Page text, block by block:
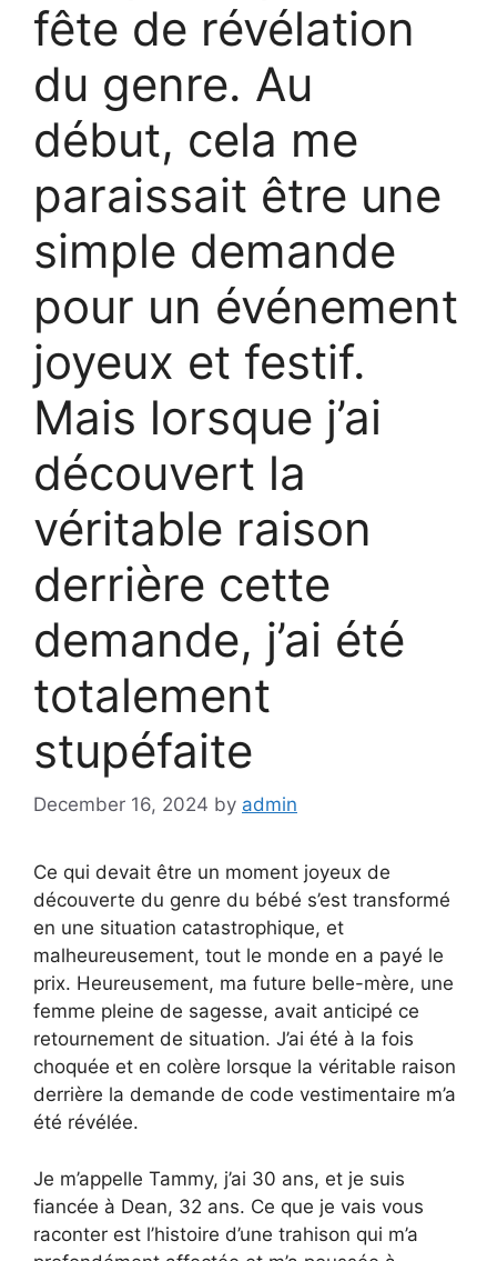
fête de révélation
du genre. Au
début, cela me
paraissait être une
simple demande
pour un événement
joyeux et festif.
Mais lorsque j’ai
découvert la
véritable raison
derrière cette
demande, j’ai été
totalement
stupéfaite
December 16, 2024 by admin
Ce qui devait être un moment joyeux de
découverte du genre du bébé s’est transformé
en une situation catastrophique, et
malheureusement, tout le monde en a payé le
prix. Heureusement, ma future belle-mère, une
femme pleine de sagesse, avait anticipé ce
retournement de situation. J’ai été à la fois
choquée et en colère lorsque la véritable raison
derrière la demande de code vestimentaire m’a
été révélée.
Je m’appelle Tammy, j’ai 30 ans, et je suis
fiancée à Dean, 32 ans. Ce que je vais vous
raconter est l’histoire d’une trahison qui m’a